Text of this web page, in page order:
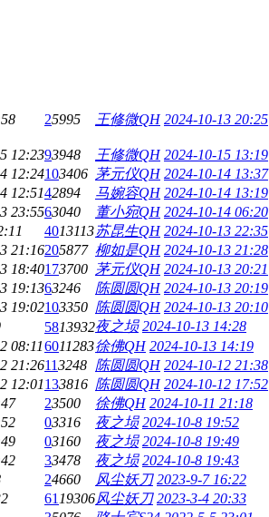
25995 王修微QH 2024-10-13 20:25
12:2393948 王修微QH 2024-10-15 13:19
12:24103406 茅元仪QH 2024-10-14 13:37
12:5142894 马婉容QH 2024-10-14 13:19
23:5563040 董小宛QH 2024-10-14 06:20
4013113苏昆生QH 2024-10-13 22:35
21:16205877 柳如是QH 2024-10-13 21:28
18:40173700 茅元仪QH 2024-10-13 20:21
19:1363246 陈圆圆QH 2024-10-13 20:19
19:02103350 陈圆圆QH 2024-10-13 20:10
5813932夜之埙 2024-10-13 14:28
08:116011283徐佛QH 2024-10-13 14:19
21:26113248 陈圆圆QH 2024-10-12 21:38
12:01133816 陈圆圆QH 2024-10-12 17:52
23500 徐佛QH 2024-10-11 21:18
03316 夜之埙 2024-10-8 19:52
03160 夜之埙 2024-10-8 19:49
33478 夜之埙 2024-10-8 19:43
24660 风尘妖刀 2023-9-7 16:22
61 19306风尘妖刀 2023-3-4 20:33